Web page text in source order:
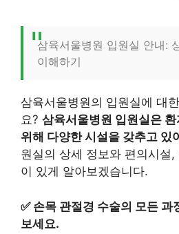
삼육서울병원 입원실 안내:
이해하기
삼육서울병원의 입원실에 대
요? 삼육서울병원 입원실은
위해 다양한 시설을 갖추고 있
원실의 상세 정보와 편의시설
이 있게 알아보겠습니다.
✅ 손목 관절경 수술의 모든 과
보세요.